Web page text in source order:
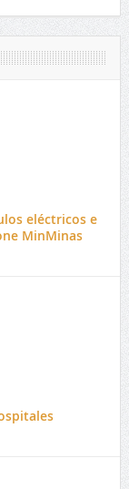
eléctricos e
MinMinas